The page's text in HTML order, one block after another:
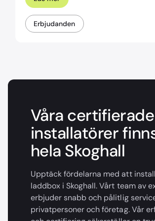
Erbjudanden
Våra certifierade
installatörer
hela Skoghall
Upptäck fördelarna med att
laddbox i Skoghall. Vårt team av
erbjuder snabb och pålitlig
privatpersoner och företag. Vår